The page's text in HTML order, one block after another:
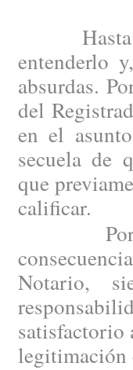
Hasta el
entenderlo
absurdas.
del
en el
secuela de
que
calificar.
Por
Notario,
satisfactorio
legitimación